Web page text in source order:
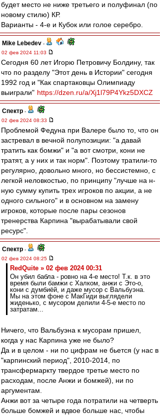
будет место не ниже третьего и полуфинал (по
новому стилю) КР.
Варианты - 4-е и Кубок или голое серебро.
Mike Lebedev -
02 фев 2024 11:03
Сегодня 60 лет Игорю Петровичу Болдину, так
что по разделу "Этот день в Истории" сегодня
1992 год и "Как спартаковцы Олимпиаду
выиграли" https://dzen.ru/a/Xj1l79P4Ykz5DXCZ
Спектр -
02 фев 2024 08:33
Проблемой Федуна при Валере было то, что он
застревал в вечной полупозиции: "а давай
тратить как бомжи" и "а вот смотри, кони не
тратят, а у них и так норм". Поэтому тратили-то
регулярно, довольно много, но бессистемно, с
легкой неловкостью, по принципу "лучше на н-
ную сумму купить трех игроков по акции, а не
одного сильного" и в основном на замену
игроков, которые после пары сезонов
тренерства Карпина "вырабатывали свой
ресурс".
Спектр -
02 фев 2024 08:25
RedQuite » 02 фев 2024 00:31
Он убил бабла - ровно на 4-е место! Т.к. в это
время были бамжи с Халком, анжи с Это-о,
кони с думбиёй, и даже мусор с Вальбуэна.
Мы на этом фоне с МакГиди выглядели
жиденько, с мусором делили 4-5-е место по
затратам...
Ничего, что Вальбуэна к мусорам пришел,
когда у нас Карпина уже не было?
Да и в целом - ни по цифрам не бьется (у нас в
"карпинский период", 2010-2014, по
трансфермаркту твердое третье место по
расходам, после Анжи и бомжей), ни по
аргументам.
Анжи вот за четыре года потратили на четверть
больше бомжей и вдвое больше нас, чтобы